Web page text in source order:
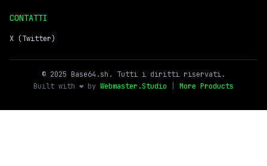
CONTATTI
X (Twitter)
© 2025 Base64.sh. Tutti i diritti riservati.
Built with ❤️ by Webmaster.Studio More Products